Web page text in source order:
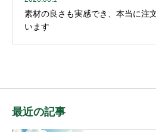
素材の良さも実感でき、本当に注
います
最近の記事